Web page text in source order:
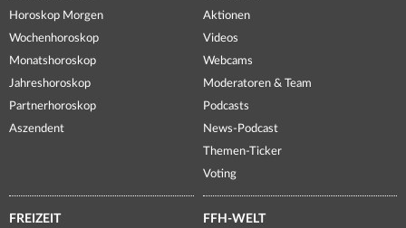
Horoskop Morgen
Wochenhoroskop
Monatshoroskop
Jahreshoroskop
Partnerhoroskop
Aszendent
Aktionen
Videos
Webcams
Moderatoren & Team
Podcasts
News-Podcast
Themen-Ticker
Voting
FREIZEIT FFH-WELT